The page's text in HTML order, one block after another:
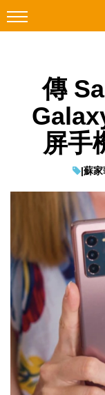
Facebook
科技焦點
網絡生活
教學評測
生成式AI與雲端應用
Enterprise Digital
特集
傳
屏手
|蘇家